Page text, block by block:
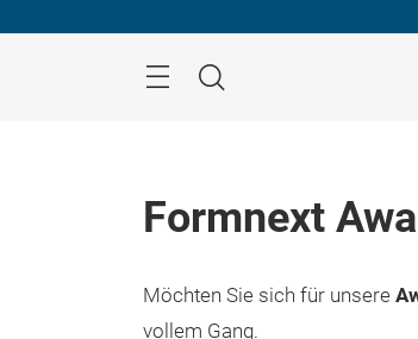
Suche
Formnext
Möchten Sie sich für unsere
vollem Gang.